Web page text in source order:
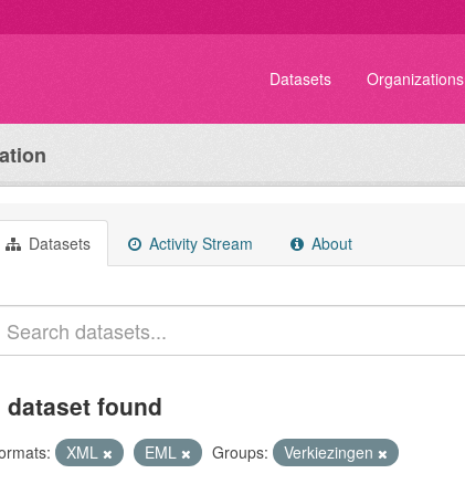
Datasets Organizations
Datasets Activity Stream About
dataset found
XML EML Groups: Verkiezingen